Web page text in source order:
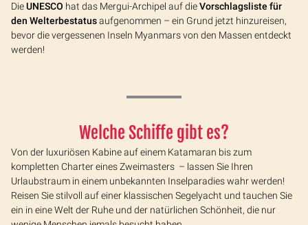
DieUNESCO hat das Mergui-Archipel auf dieVorschlagsliste für
den Welterbestatusaufgenommen – ein Grund jetzt hinzureisen,
bevor die vergessenen Inseln Myanmars von den Massen entdeckt
werden!
Welche Schiffe gibt es?
Von der luxuriösen Kabine auf einem Katamaran bis zum
kompletten Charter eines Zweimasters – lassen Sie Ihren
Urlaubstraum in einem unbekannten Inselparadies wahr werden!
Reisen Sie stilvoll auf einer klassischen Segelyacht und tauchen Sie
ein in eine Welt der Ruhe und der natürlichen Schönheit, die nur